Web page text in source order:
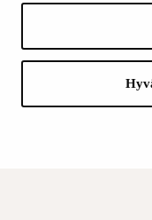
LinkedIn
Suomen